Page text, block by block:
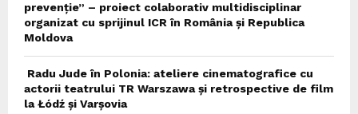
prevenție” – proiect colaborativ multidisciplinar
organizat cu sprijinul ICR în România și Republica
Moldova
Radu Jude în Polonia: ateliere cinematografice cu
actorii teatrului TR Warszawa și retrospective de film
la Łódź și Varșovia